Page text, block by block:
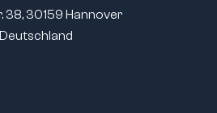
38, 30159 Hannover
Deutschland